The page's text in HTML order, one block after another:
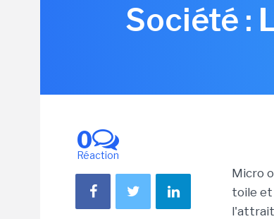
Société :
0
Réaction
Micro
toile et
l'attrait